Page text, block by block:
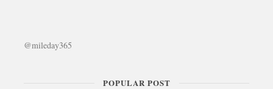
@mileday365
POPULAR POST